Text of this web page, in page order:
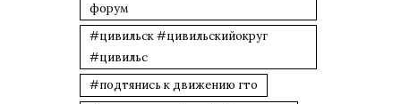
форум
#цивильск #цивильскийокруг
#цивильс
#подтянись к движению гто